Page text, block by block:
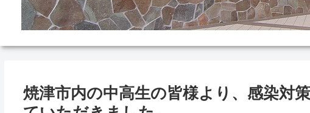
焼津市内の中高生の皆様より、感染対